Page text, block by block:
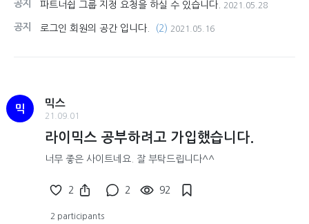
공지 파트너쉽 그룹 지정 요청을 하실 수 있습니다. 2021.05.28
공지 로그인 회원의 공간 입니다. (2) 2021.05.16
믹
믹스
21.09.01
라이믹스 공부하려고 가입했습니다.
너무 좋은 사이트네요. 잘 부탁드립니다^^
2 2 92
2 participants